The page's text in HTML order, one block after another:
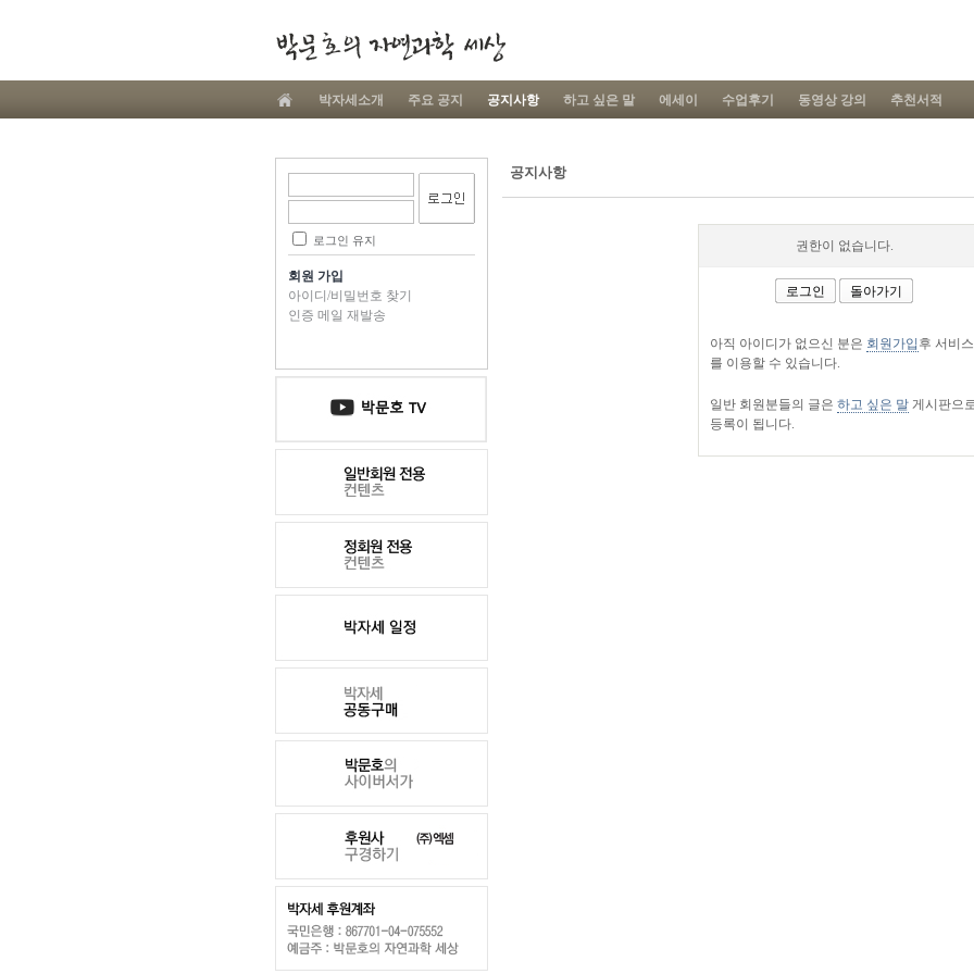
박자세소개 주요 공지 공지사항 하고 싶은 말 에세이 수업후기 동영상 강의 추천서적
로그인 유지
회원 가입
아이디/비밀번호 찾기
인증 메일 재발송
공지사항
권한이 없습니다.
로그인 돌아가기
아직 아이디가 없으신 분은 회원가입후 서비스
를 이용할 수 있습니다.
일반 회원분들의 글은 하고 싶은 말게시판으로
등록이 됩니다.